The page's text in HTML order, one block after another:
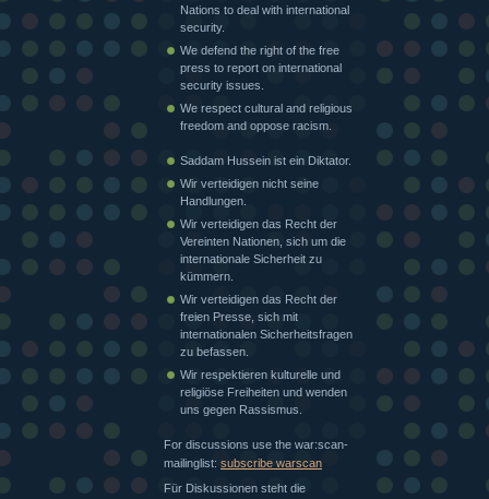
Nations to deal with international
security.
We defend the right of the free
press to report on international
security issues.
We respect cultural and religious
freedom and oppose racism.
Saddam Hussein ist ein Diktator.
Wir verteidigen nicht seine
Handlungen.
Wir verteidigen das Recht der
Vereinten Nationen, sich um die
internationale Sicherheit zu
kümmern.
Wir verteidigen das Recht der
freien Presse, sich mit
internationalen Sicherheitsfragen
zu befassen.
Wir respektieren kulturelle und
religiöse Freiheiten und wenden
uns gegen Rassismus.
For discussions use the war:scan-
mailinglist: subscribe warscan
Für Diskussionen steht die